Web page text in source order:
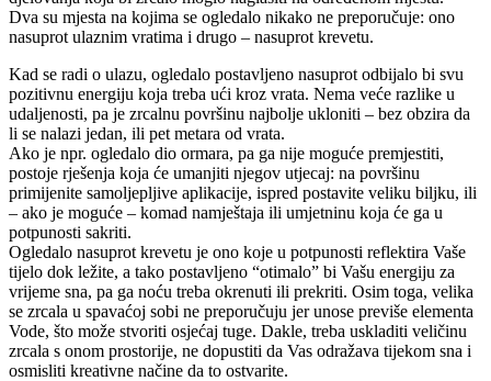
Dva su mjesta na kojima se ogledalo nikako ne preporučuje: ono
nasuprot ulaznim vratima i drugo – nasuprot krevetu.
Kad se radi o ulazu, ogledalo postavljeno nasuprot odbijalo bi svu
pozitivnu energiju koja treba ući kroz vrata. Nema veće razlike u
udaljenosti, pa je zrcalnu površinu najbolje ukloniti – bez obzira da
li se nalazi jedan, ili pet metara od vrata.
Ako je npr. ogledalo dio ormara, pa ga nije moguće premjestiti,
postoje rješenja koja će umanjiti njegov utjecaj: na površinu
primijenite samoljepljive aplikacije, ispred postavite veliku biljku, ili
– ako je moguće – komad namještaja ili umjetninu koja će ga u
potpunosti sakriti.
Ogledalo nasuprot krevetu je ono koje u potpunosti reflektira Vaše
tijelo dok ležite, a tako postavljeno “otimalo” bi Vašu energiju za
vrijeme sna, pa ga noću treba okrenuti ili prekriti. Osim toga, velika
se zrcala u spavaćoj sobi ne preporučuju jer unose previše elementa
Vode, što može stvoriti osjećaj tuge. Dakle, treba uskladiti veličinu
zrcala s onom prostorije, ne dopustiti da Vas odražava tijekom sna i
osmisliti kreativne načine da to ostvarite.